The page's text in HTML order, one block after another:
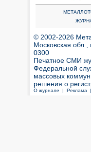
© 2002-2026
Московская
0300
Печатное СМИ
Федеральной
массовых
решения о
О журнале | Реклама